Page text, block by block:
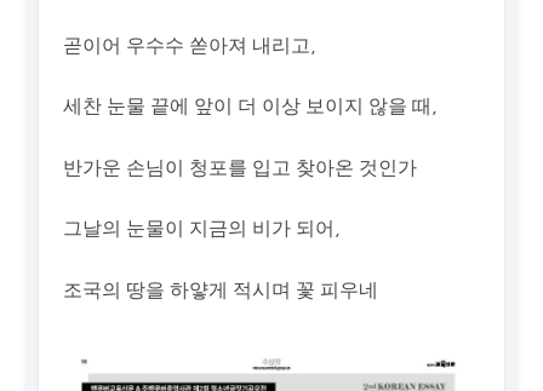
곧이어 우수수 쏟아져 내리고,
세찬 눈물 끝에 앞이 더 이상 보이지 않을 때,
반가운 손님이 청포를 입고 찾아온 것인가
그날의 눈물이 지금의 비가 되어,
조국의 땅을 하얗게 적시며 꽃 피우네